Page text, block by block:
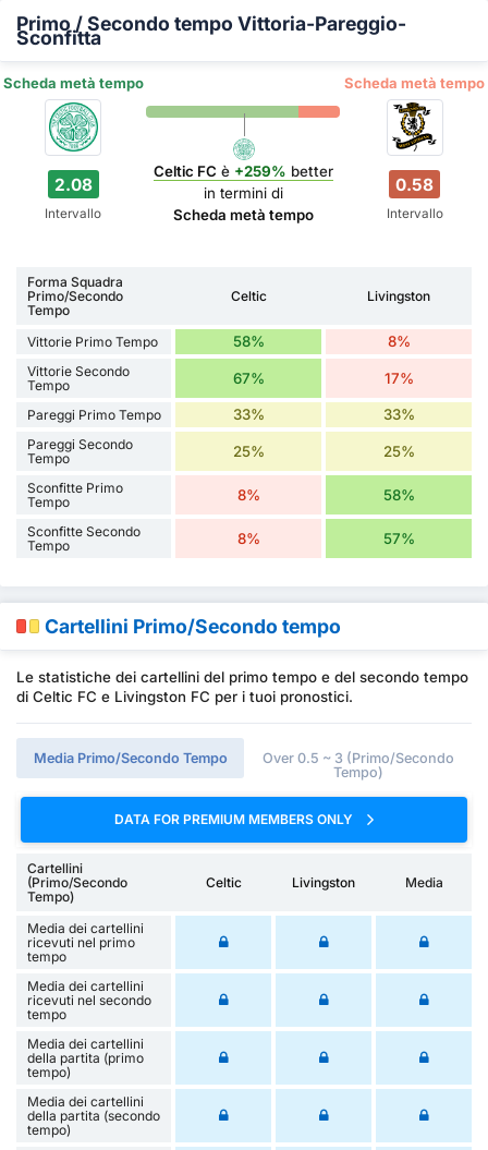
Primo / Secondo tempo Vittoria-Pareggio-
Sconfitta
Scheda metà tempo Scheda metà tempo
2.08
Intervallo
Celtic FC è +259% better
in termini di
Scheda metà tempo
0.58
Intervallo
Forma Squadra
Primo/Secondo
Tempo
Celtic Livingston
Vittorie Primo Tempo 58% 8%
Vittorie Secondo
Tempo
67% 17%
Pareggi Primo Tempo 33% 33%
Pareggi Secondo
Tempo
25% 25%
Sconfitte Primo
Tempo
8% 58%
Sconfitte Secondo
Tempo
8% 57%
Cartellini Primo/Secondo tempo
Le statistiche dei cartellini del primo tempo e del secondo tempo
di Celtic FC e Livingston FC per i tuoi pronostici.
Media Primo/Secondo Tempo
Over 0.5 ~ 3 (Primo/Secondo
Tempo)
DATA FOR PREMIUM MEMBERS ONLY
Cartellini
(Primo/Secondo
Tempo)
Celtic Livingston Media
Media dei cartellini
ricevuti nel primo
tempo
Media dei cartellini
ricevuti nel secondo
tempo
Media dei cartellini
della partita (primo
tempo)
Media dei cartellini
della partita (secondo
tempo)